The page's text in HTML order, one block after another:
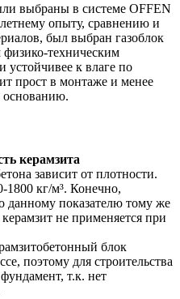
выбраны в системе OFFEN
опыту, сравнению и
был выбран газоблок
техническим
устойчивее к влаге по
прост в монтаже и менее
основанию.
керамзита
зависит от плотности.
1800 кг/м³. Конечно,
данному показателю тому же
не применяется при
блок
поэтому для строительства
т.к. нет